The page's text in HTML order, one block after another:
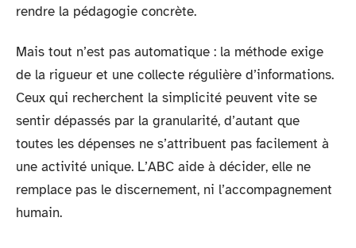
rendre la pédagogie concrète.
Mais tout n’est pas automatique : la méthode exige
de la rigueur et une collecte régulière d’informations.
Ceux qui recherchent la simplicité peuvent vite se
sentir dépassés par la granularité, d’autant que
toutes les dépenses ne s’attribuent pas facilement à
une activité unique. L’ABC aide à décider, elle ne
remplace pas le discernement, ni l’accompagnement
humain.